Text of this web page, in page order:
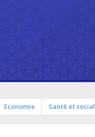
Economie Santé et social